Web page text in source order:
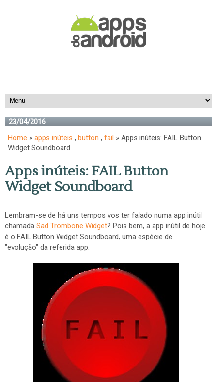
23/04/2016
Home » apps inúteis , button , fail » Apps inúteis: FAIL Button
Widget Soundboard
Apps inúteis: FAIL Button
Widget Soundboard
Lembram-se de há uns tempos vos ter falado numa app inútil
chamada Sad Trombone Widget? Pois bem, a app inútil de hoje
é o FAIL Button Widget Soundboard, uma espécie de
"evolução" da referida app.